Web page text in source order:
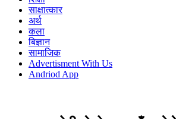
साक्षात्कार
अर्थ
कला
बिज्ञान
सामाजिक
Advertisment With Us
Andriod App